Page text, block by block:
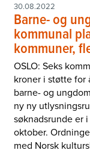
30.08.2022
Barne- og
kommunal
kommuner,
OSLO: Seks
kroner i støtte
barne- og
ny ny
søknadsrunde er
oktober.
med Norsk